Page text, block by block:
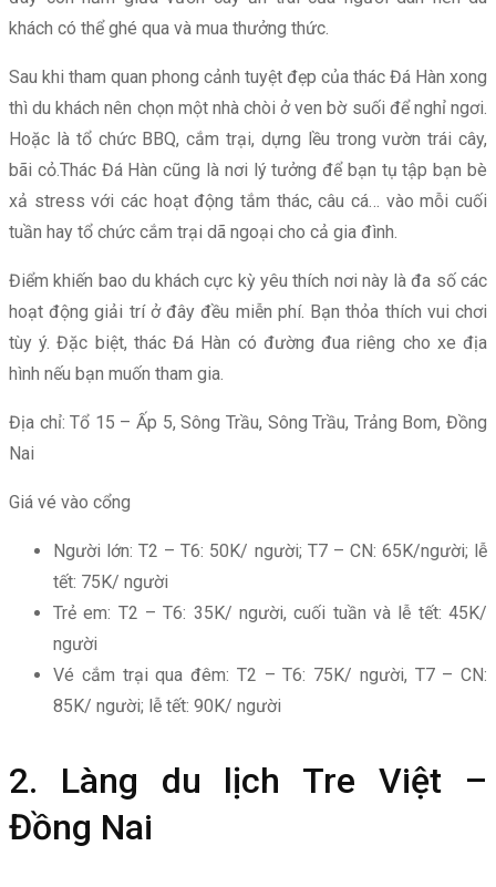
khách có thể ghé qua và mua thưởng thức.
Sau khi tham quan phong cảnh tuyệt đẹp của thác Đá Hàn xong
thì du khách nên chọn một nhà chòi ở ven bờ suối để nghỉ ngơi.
Hoặc là tổ chức BBQ, cắm trại, dựng lều trong vườn trái cây,
bãi cỏ.Thác Đá Hàn cũng là nơi lý tưởng để bạn tụ tập bạn bè
xả stress với các hoạt động tắm thác, câu cá… vào mỗi cuối
tuần hay tổ chức cắm trại dã ngoại cho cả gia đình.
Điểm khiến bao du khách cực kỳ yêu thích nơi này là đa số các
hoạt động giải trí ở đây đều miễn phí. Bạn thỏa thích vui chơi
tùy ý. Đặc biệt, thác Đá Hàn có đường đua riêng cho xe địa
hình nếu bạn muốn tham gia.
Địa chỉ: Tổ 15 – Ấp 5, Sông Trầu, Sông Trầu, Trảng Bom, Đồng
Nai
Giá vé vào cổng
Người lớn: T2 – T6: 50K/ người; T7 – CN: 65K/người; lễ
tết: 75K/ người
Trẻ em: T2 – T6: 35K/ người, cuối tuần và lễ tết: 45K/
người
Vé cắm trại qua đêm: T2 – T6: 75K/ người, T7 – CN:
85K/ người; lễ tết: 90K/ người
2. Làng du lịch Tre Việt –
Đồng Nai